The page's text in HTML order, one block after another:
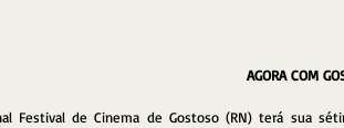
AGORA COM
Festival de Cinema de Gostoso (RN) terá sua